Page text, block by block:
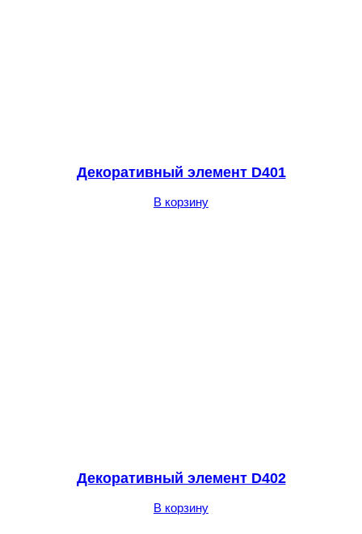
Декоративный элемент D401
В корзину
Декоративный элемент D402
В корзину